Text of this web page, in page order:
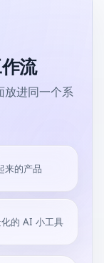
流
放进同一个系
来的产品
的 AI 小工具